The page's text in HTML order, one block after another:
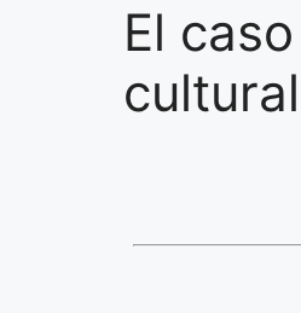
El
cultural